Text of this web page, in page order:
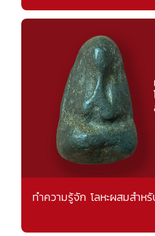
ทำความรู้จัก โลหะผสมสำห